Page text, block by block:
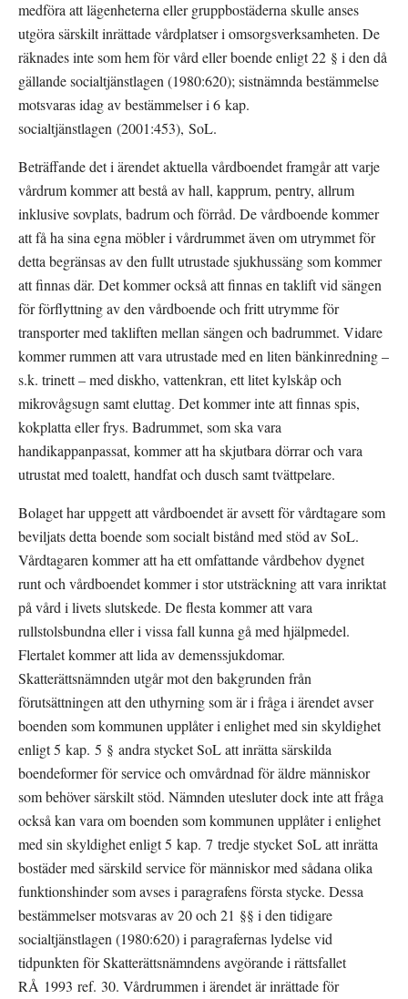
medföra att lägenheterna eller gruppbostäderna skulle anses
utgöra särskilt inrättade vårdplatser i omsorgsverksamheten. De
räknades inte som hem för vård eller boende enligt 22 § i den då
gällande socialtjänstlagen (1980:620); sistnämnda bestämmelse
motsvaras idag av bestämmelser i 6 kap.
socialtjänstlagen (2001:453), SoL.
Beträffande det i ärendet aktuella vårdboendet framgår att varje
vårdrum kommer att bestå av hall, kapprum, pentry, allrum
inklusive sovplats, badrum och förråd. De vårdboende kommer
att få ha sina egna möbler i vårdrummet även om utrymmet för
detta begränsas av den fullt utrustade sjukhussäng som kommer
att finnas där. Det kommer också att finnas en taklift vid sängen
för förflyttning av den vårdboende och fritt utrymme för
transporter med takliften mellan sängen och badrummet. Vidare
kommer rummen att vara utrustade med en liten bänkinredning –
s.k. trinett – med diskho, vattenkran, ett litet kylskåp och
mikrovågsugn samt eluttag. Det kommer inte att finnas spis,
kokplatta eller frys. Badrummet, som ska vara
handikappanpassat, kommer att ha skjutbara dörrar och vara
utrustat med toalett, handfat och dusch samt tvättpelare.
Bolaget har uppgett att vårdboendet är avsett för vårdtagare som
beviljats detta boende som socialt bistånd med stöd av SoL.
Vårdtagaren kommer att ha ett omfattande vårdbehov dygnet
runt och vårdboendet kommer i stor utsträckning att vara inriktat
på vård i livets slutskede. De flesta kommer att vara
rullstolsbundna eller i vissa fall kunna gå med hjälpmedel.
Flertalet kommer att lida av demenssjukdomar.
Skatterättsnämnden utgår mot den bakgrunden från
förutsättningen att den uthyrning som är i fråga i ärendet avser
boenden som kommunen upplåter i enlighet med sin skyldighet
enligt 5 kap. 5 § andra stycket SoL att inrätta särskilda
boendeformer för service och omvårdnad för äldre människor
som behöver särskilt stöd. Nämnden utesluter dock inte att fråga
också kan vara om boenden som kommunen upplåter i enlighet
med sin skyldighet enligt 5 kap. 7 tredje stycket SoL att inrätta
bostäder med särskild service för människor med sådana olika
funktionshinder som avses i paragrafens första stycke. Dessa
bestämmelser motsvaras av 20 och 21 §§ i den tidigare
socialtjänstlagen (1980:620) i paragrafernas lydelse vid
tidpunkten för Skatterättsnämndens avgörande i rättsfallet
RÅ 1993 ref. 30. Vårdrummen i ärendet är inrättade för